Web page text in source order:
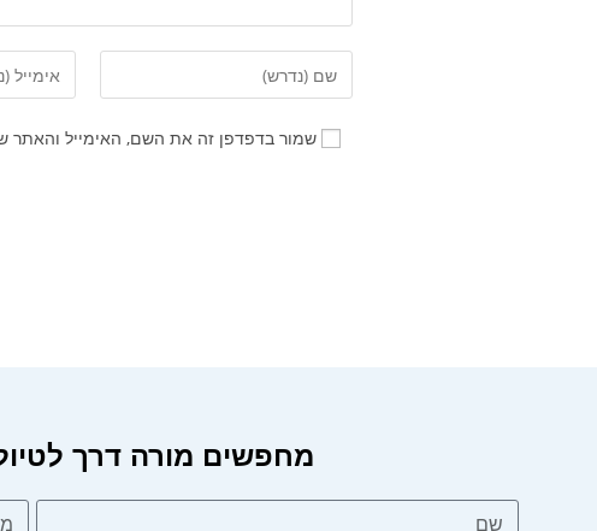
שמור בדפדפן זה את השם, האימייל והאתר
מחפשים מורה דרך לטיול